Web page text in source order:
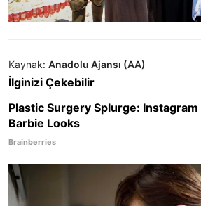
Kaynak: Anadolu Ajansı (AA)